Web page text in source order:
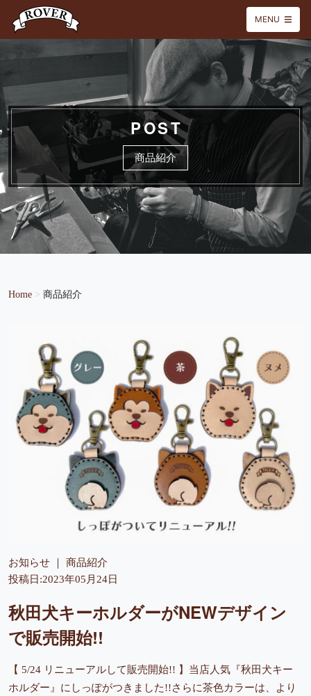
MENU
POST
商品紹介
Home > 商品紹介
お知らせ
商品紹介
投稿日:2023年05月24日
秋田犬キーホルダーがNEWデザイン
で販売開始!!
【 5/24 リニューアルして販売開始!! 】当店人気『秋田犬キー
ホルダー』にしっぽがつきました!!さらに茶色カラーは、より